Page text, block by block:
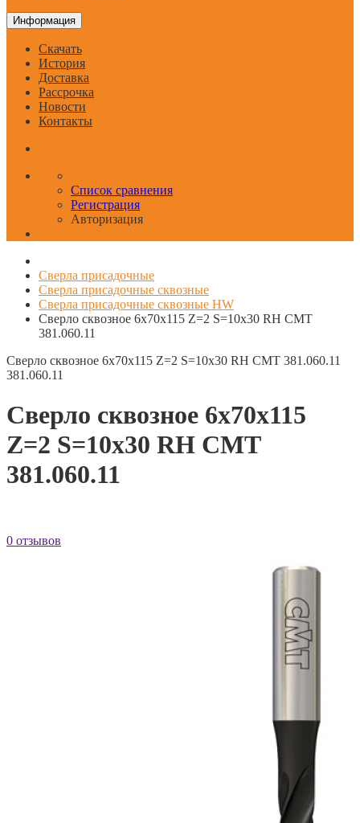
Информация
Скачать
История
Доставка
Рассрочка
Новости
Контакты
Список сравнения
Регистрация
Авторизация
Сверла присадочные
Сверла присадочные сквозные
Сверла присадочные сквозные HW
Сверло сквозное 6x70x115 Z=2 S=10x30 RH CMT
381.060.11
Сверло сквозное 6x70x115 Z=2 S=10x30 RH CMT 381.060.11
381.060.11
Сверло сквозное 6x70x115
Z=2 S=10x30 RH CMT
381.060.11
0 отзывов